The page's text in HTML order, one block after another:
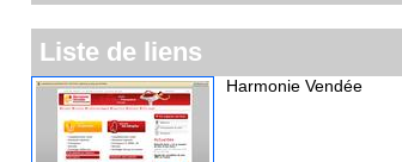
Liste de liens
Harmonie Vendée